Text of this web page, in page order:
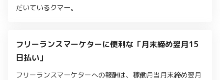
だいているクマー。
フリーランスマーケターに便利な「月末締め翌月15
日払い」
フリーランスマーケターへの報酬は、稼働月当月末締め翌月